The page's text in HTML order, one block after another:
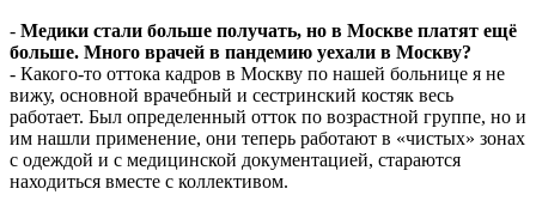
- Медики стали больше получать, но в Москве платят ещё
больше. Много врачей в пандемию уехали в Москву?
- Какого-то оттока кадров в Москву по нашей больнице я не
вижу, основной врачебный и сестринский костяк весь
работает. Был определенный отток по возрастной группе, но и
им нашли применение, они теперь работают в «чистых» зонах
с одеждой и с медицинской документацией, стараются
находиться вместе с коллективом.